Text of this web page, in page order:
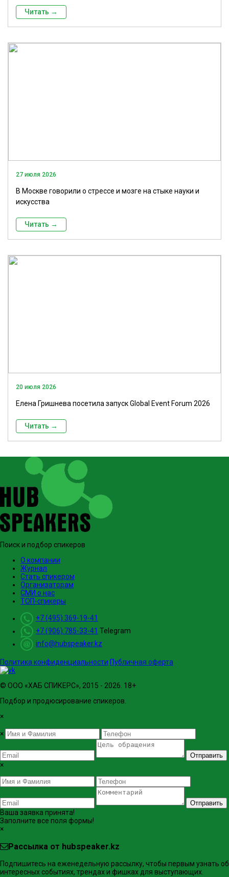
Читать →
27 июля 2026
В Москве говорили о стрессе и мозге на стыке науки и
искусства
Читать →
20 июля 2026
Елена Гришнева посетила запуск Global Event Forum 2026
Читать →
Поиск и подбор спикеров
О компании
Журнал
Стать спикером
Организаторам
СМИ о нас
ТОП-спикеры
+7 (495) 369-19-41
+7 (906) 785-33-41
Telegram
info@hubspeaker.kz
Политика конфиденциальности Публичная оферта
© ООО «ХАБ СПИКЕРС», 2015 - 2026. 18+
Подбор и продюсирование спикеров.
×
×
Отправить
×
Отправить
Ваша заявка принята!
Заполните все поля формы!
×
Рассылка от hubspeaker.kz
Подпишитесь на еженедельную рассылку, чтобы первым узнать об
интересных событиях, трендах и фишках ​для выступающих.